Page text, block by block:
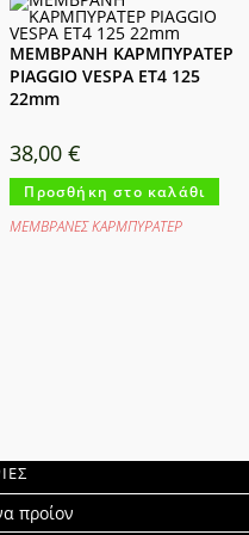
ΜΕΜΒΡΑΝΗ ΚΑΡΜΠΥΡΑΤΕΡ
PIAGGIO VESPA ET4 125
22mm
38,00€
Προσθήκη στο καλάθι
ΜΕΜΒΡΑΝΕΣ ΚΑΡΜΠΥΡΑΤΕΡ
προίον